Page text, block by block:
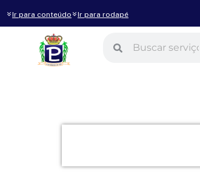
Ir para conteúdo Ir para rodapé